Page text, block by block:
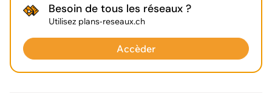
Géodonnée ajoutée au panier !
Voir le panier
Besoin de tous les réseaux ?
Utilisez plans-reseaux.ch
Accèder